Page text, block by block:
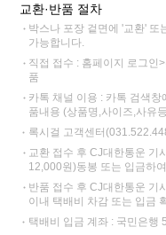
교환·반품 절차
박스나 포장 겉면에 '교환' 또
가능합니다.
직접 접수 : 홈페이지 로그인
품
카톡 채널 이용 : 카톡 검색
품내용 (상품명,사이즈,사유
록시걸 고객센터
교환 접수 후 CJ대한통운 기
12,000원)동봉 또는 입금하
반품 접수 후 CJ대한통운 기
이내 택배비 차감 또는 입금
택배비 입금 계좌 : 국민은